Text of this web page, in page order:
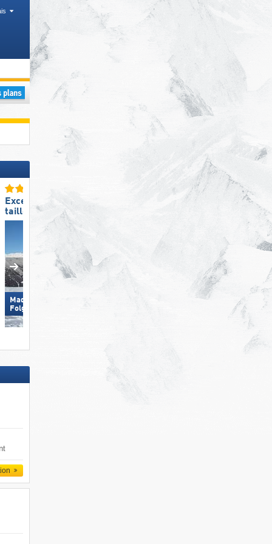
Régions
Excellente
taille de domaine skiable
Madonna di Campiglio/​Pinzolo/​
Folgàrida/​Marilleva
Excellent enneigement
Hohsaas – Saas-Grund